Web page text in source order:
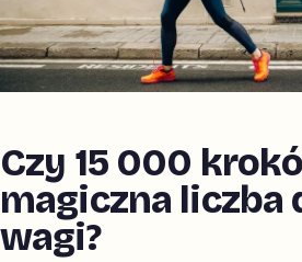
Czy 15 000
magiczna liczba
wagi?